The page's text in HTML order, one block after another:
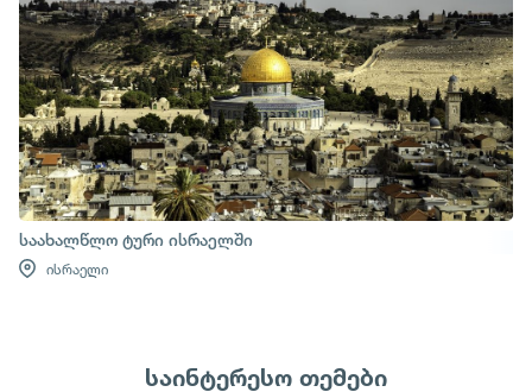
საახალწლო ტური ისრაელში
ისრაელი
საინტერესო თემები